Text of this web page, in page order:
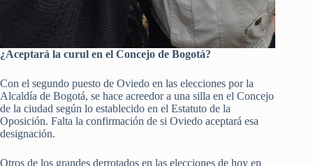
¿Aceptará la curul en el Concejo de Bogotá?
Con el segundo puesto de Oviedo en las elecciones por la
Alcaldía de Bogotá, se hace acreedor a una silla en el Concejo
de la ciudad según lo establecido en el Estatuto de la
Oposición. Falta la confirmación de si Oviedo aceptará esa
designación.
Otros de los grandes derrotados en las elecciones de hoy en